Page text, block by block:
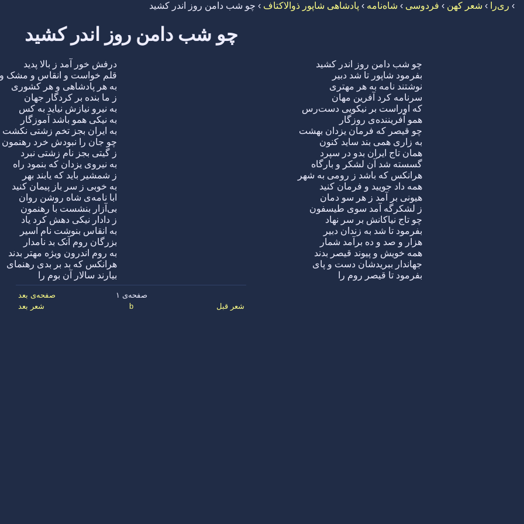
› ری‌را › شعر کهن › فردوسی › شاه‌نامه › پادشاهی شاپور ذوالاکتاف › چو شب دامن روز اندر کشید
چو شب دامن روز اندر کشید
چو شب دامن روز اندر کشید
درفش خور آمد ز بالا پدید
بفرمود شاپور تا شد دبیر
قلم خواست و انقاس و مشک
نوشتند نامه به هر مهتری
به هر پادشاهی و هر کشوری
سرنامه کرد آفرین مهان
ز ما بنده بر کردگار جهان
که اوراست بر نیکویی دست‌رس
به نیرو نیازش نیاید به کس
همو آفریننده‌ی روزگار
به نیکی همو باشد آموزگار
چو قیصر که فرمان یزدان بهشت
به ایران بجز تخم زشتی نکشت
به زاری همی بند ساید کنون
چو جان را نبودش خرد رهنمون
همان تاج ایران بدو در سپرد
ز گیتی بجز نام زشتی نبرد
گسسته شد آن لشکر و بارگاه
به نیروی یزدان که بنمود راه
هرانکس که باشد ز رومی به شهر
ز شمشیر باید که یابند بهر
همه داد جویید و فرمان کنید
به خوبی ز سر باز پیمان کنید
هیونی بر آمد ز هر سو دمان
ابا نامه‌ی شاه روشن روان
ز لشکرگه آمد سوی طیسفون
بی‌آزار بنشست با رهنمون
چو تاج نیاکانش بر سر نهاد
ز دادار نیکی دهش کرد یاد
بفرمود تا شد به زندان دبیر
به انقاس بنوشت نام اسیر
هزار و صد و ده برآمد شمار
بزرگان روم آنک بد نامدار
همه خویش و پیوند قیصر بدند
به روم اندرون ویژه مهتر بدند
جهاندار ببریدشان دست و پای
هرانکس که بد بر بدی رهنمای
بفرمود تا قیصر روم را
بیارند سالار آن بوم را
صفحه‌ی ۱
صفحه‌ی بعد
شعر قبل
b شعر بعد